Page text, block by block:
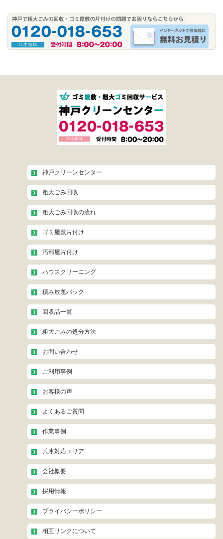
神戸クリーンセンター
粗大ごみ回収
粗大ごみ回収の流れ
ゴミ屋敷片付け
汚部屋片付け
ハウスクリーニング
積み放題パック
回収品一覧
粗大ごみの処分方法
お問い合わせ
ご利用事例
お客様の声
よくあるご質問
作業事例
兵庫対応エリア
会社概要
採用情報
プライバシーポリシー
相互リンクについて